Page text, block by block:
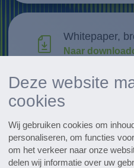
Deze website
cookies
Wij gebruiken cookies om
personaliseren, om functies
om het verkeer naar onze
delen wij informatie over uw
Whitepaper,
Naar
Research &
Ontdek
Alle
Naar de data